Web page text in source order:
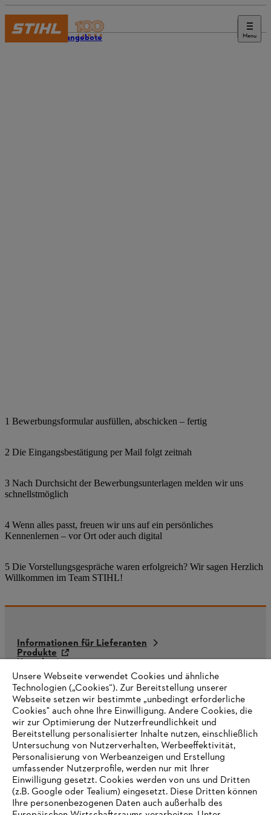
Menu
Stellenangebote
1 Bewerbungsformular ausfüllen, abschicken – fertig
2 Die Eingangsbestätigung per Mail folgt zeitnah
3 Nach Durchsicht der Bewerbungsunterlagen melden wir uns
schnellstmöglich
4 Wenn alles passt, freuen wir uns auf ein persönliches
Kennenlernen – vor Ort oder auch digital
5 Die Vorstellungsgespräche waren erfolgreich? Wir sagen Herzlich
Willkommen im Team STIHL!
Informationen für Lieferanten
Produkte
Kontakt
Karriere
Hinweisgebersystem
Unsere Webseite verwendet Cookies und ähnliche
Technologien („Cookies“). Zur Bereitstellung unserer
Webseite setzen wir bestimmte „unbedingt erforderliche
Cookies" auch ohne Ihre Einwilligung. Andere Cookies, die
wir zur Optimierung der Nutzerfreundlichkeit und
Bereitstellung personalisierter Inhalte nutzen, einschließlich
Untersuchung von Nutzerverhalten, Werbeeffektivität,
Personalisierung von Werbeanzeigen und Erstellung
umfassender Nutzerprofile, werden nur mit Ihrer
Einwilligung gesetzt. Cookies werden von uns und Dritten
(z.B. Google oder Tealium) eingesetzt. Diese Dritten können
Ihre personenbezogenen Daten auch außerhalb des